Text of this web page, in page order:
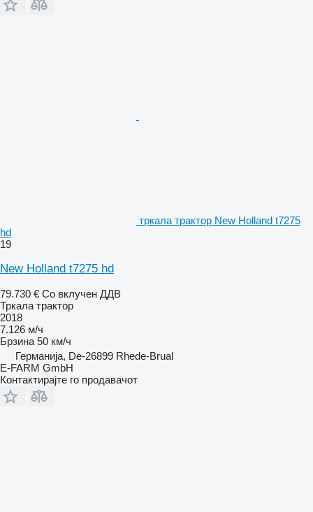
тркала трактор New Holland t7275
hd
19
New Holland t7275 hd
79.730 € Со вклучен ДДВ
Тркала трактор
2018
7.126 м/ч
Брзина 50 км/ч
Германија, De-26899 Rhede-Brual
E-FARM GmbH
Контактирајте го продавачот